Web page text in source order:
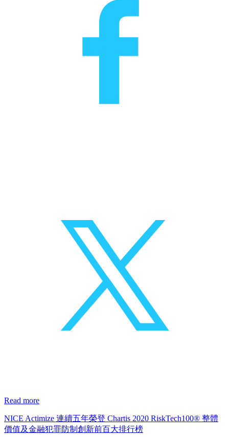
Read more
NICE Actimize 連續五年榮登 Chartis 2020 RiskTech100® 整體
價值及金融犯罪防制創新前百大排行榜